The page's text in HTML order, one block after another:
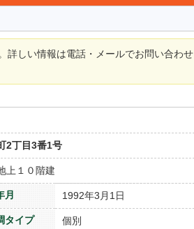
詳しい情報は電話・メールでお問い合わせ
2丁目3番1号
上１０階建
月 1992年3月1日
タイプ 個別